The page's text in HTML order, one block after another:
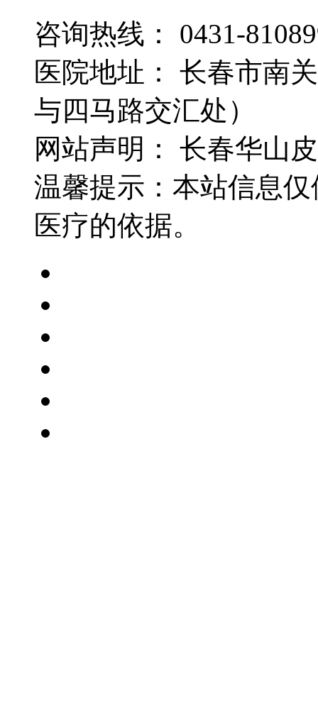
咨询热线： 0431-
医院地址： 长春市南
与四马路交汇处）
网站声明： 长春华山
温馨提示：本站信息
医疗的依据。